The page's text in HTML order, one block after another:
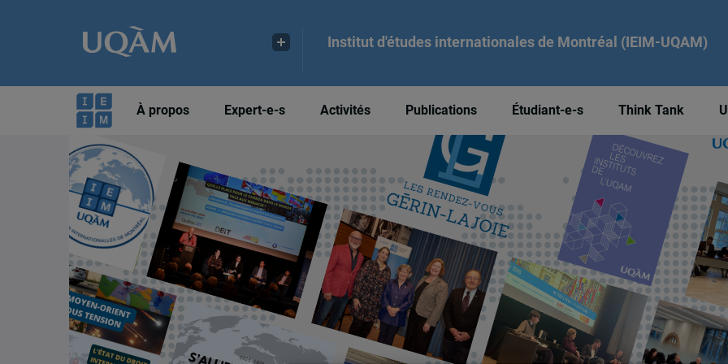
Institut d'études internationales de Montréal (IEIM-UQAM)
À propos Expert-e-s Activités Publications Étudiant-e-s Think Tank